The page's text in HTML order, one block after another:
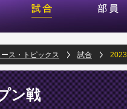
ース・トピックス 試合
ン戦